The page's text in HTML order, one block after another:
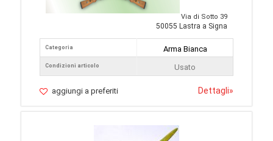
Via di Sotto 39
50055 Lastra a Signa
Categoria
Condizioni articolo
Arma Bianca
Usato
aggiungi a preferiti Dettagli»